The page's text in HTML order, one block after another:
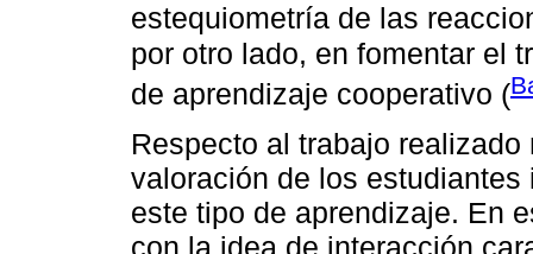
estequiometría de las
por otro lado, en fomentar el
de aprendizaje cooperativo (
Respecto al trabajo
valoración de los
este tipo de aprendizaje. En
con la idea de interacción